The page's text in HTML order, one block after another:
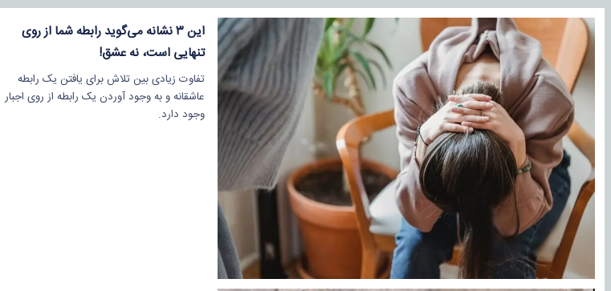
این ۳ نشانه می‌گوید رابطه شما از روی
تنهایی است، نه عشق!
تفاوت زیادی بین تلاش برای یافتن یک رابطه
عاشقانه و به وجود آوردن یک رابطه از روی اجبار
وجود دارد.